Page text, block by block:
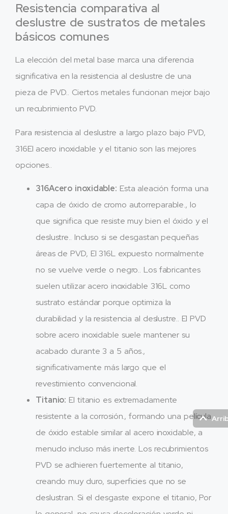
Resistencia comparativa al
deslustre de sustratos de metales
básicos comunes
La elección del metal base marca una diferencia
significativa en la resistencia al deslustre de una
pieza de PVD.. Ciertos metales funcionan mejor bajo
un recubrimiento PVD.
Para resistencia al deslustre a largo plazo bajo PVD,
316El acero inoxidable y el titanio son las mejores
opciones..
316Acero inoxidable: Esta aleación forma una
capa de óxido de cromo autorreparable., lo
que significa que resiste muy bien el óxido y el
deslustre.. Incluso si se desgastan pequeñas
áreas de PVD, El 316L expuesto normalmente
no se vuelve verde o negro.. Los fabricantes
suelen utilizar acero inoxidable 316L como
sustrato estándar porque optimiza la
durabilidad y la resistencia al deslustre.. El PVD
sobre acero inoxidable suele mantener su
acabado durante 3 a 5 años.,
significativamente más largo que el
revestimiento convencional.
Titanio: El titanio es extremadamente
resistente a la corrosión., formando una película
de óxido estable similar al acero inoxidable, a
menudo incluso más inerte. Los recubrimientos
PVD se adhieren fuertemente al titanio,
creando muy duro, superficies que no se
deslustran. Si el desgaste expone el titanio, Por